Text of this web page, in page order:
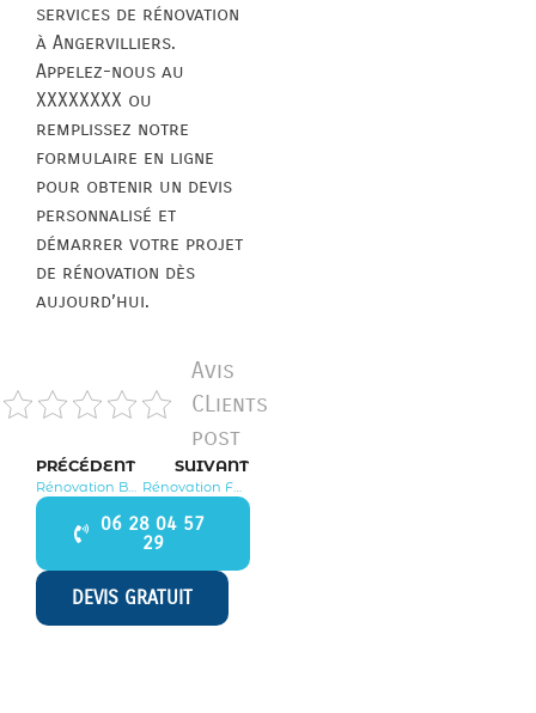
services de rénovation
à Angervilliers.
Appelez-nous au
XXXXXXXX ou
remplissez notre
formulaire en ligne
pour obtenir un devis
personnalisé et
démarrer votre projet
de rénovation dès
aujourd’hui.
Avis
CLients
post
PRÉCÉDENT SUIVANT
06 28 04 57
29
DEVIS GRATUIT